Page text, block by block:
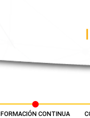
FORMACIÓN CONTINUA